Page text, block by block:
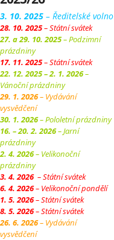
3. 10. 2025 – Ředitelské volno
28. 10. 2025– Státní svátek
27. a 29. 10. 2025– Podzimní
prázdniny
17. 11. 2025– Státní svátek
22. 12. 2025 – 2. 1. 2026–
Vánoční prázdniny
29. 1. 2026– Vydávání
vysvědčení
30. 1. 2026– Pololetní prázdniny
16. – 20. 2. 2026– Jarní
prázdniny
2. 4. 2026– Velikonoční
prázdniny
3. 4. 2026– Státní svátek
6. 4. 2026– Velikonoční pondělí
1. 5. 2026– Státní svátek
8. 5. 2026– Státní svátek
26. 6. 2026– Vydávání
vysvědčení